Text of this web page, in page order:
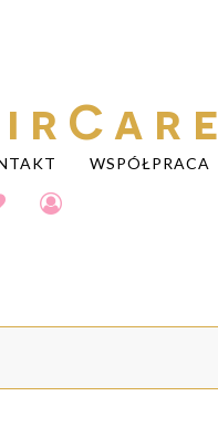
WSPÓŁPRACA